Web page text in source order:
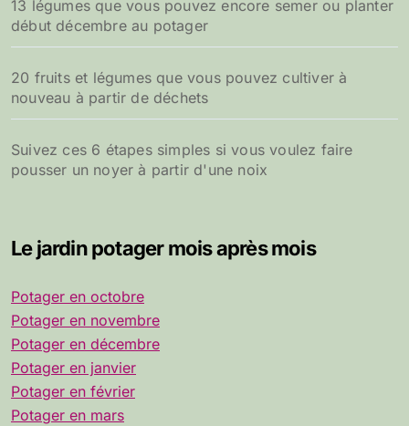
13 légumes que vous pouvez encore semer ou planter
début décembre au potager
20 fruits et légumes que vous pouvez cultiver à
nouveau à partir de déchets
Suivez ces 6 étapes simples si vous voulez faire
pousser un noyer à partir d'une noix
Le jardin potager mois après mois
Potager en octobre
Potager en novembre
Potager en décembre
Potager en janvier
Potager en février
Potager en mars